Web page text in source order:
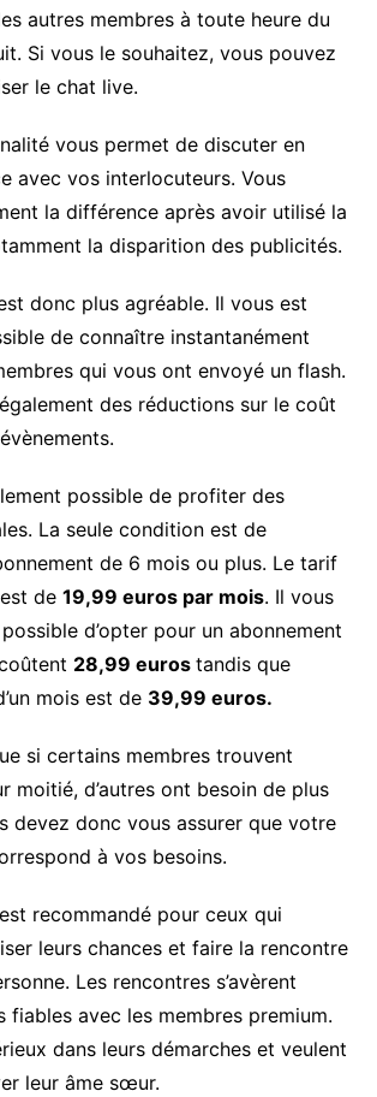
autres membres à toute heure du
Si vous le souhaitez, vous pouvez
le chat live.
vous permet de discuter en
avec vos interlocuteurs. Vous
la différence après avoir utilisé la
la disparition des publicités.
donc plus agréable. Il vous est
de connaître instantanément
qui vous ont envoyé un flash.
des réductions sur le coût
possible de profiter des
La seule condition est de
de 6 mois ou plus. Le tarif
de 19,99 euros par mois. Il vous
d’opter pour un abonnement
28,99 euros tandis que
mois est de 39,99 euros.
si certains membres trouvent
moitié, d’autres ont besoin de plus
devez donc vous assurer que votre
à vos besoins.
est recommandé pour ceux qui
leurs chances et faire la rencontre
Les rencontres s’avèrent
fiables avec les membres premium.
dans leurs démarches et veulent
leur âme sœur.